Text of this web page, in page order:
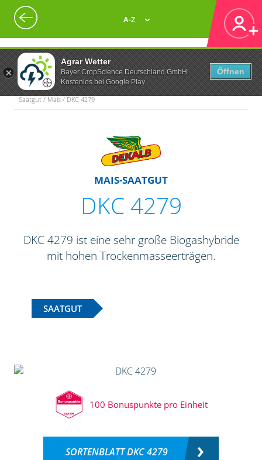
Agrar Wetter
Bayer CropScience Deutschland GmbH
Kostenlos bei Google Play
Öffnen
A-Z
Saatgut / Mais / DKC 4279
MAIS-SAATGUT
DKC 4279
DKC 4279 ist eine sehr große Biogashybride
mit hohen Trockenmasseerträgen.
SAATGUT
100 Bonuspunkte pro Einheit
SORTENBLATT DKC 4279